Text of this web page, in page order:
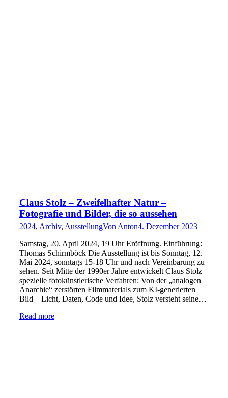
Claus Stolz – Zweifelhafter Natur –
Fotografie und Bilder, die so aussehen
2024, Archiv, AusstellungVon Anton4. Dezember 2023
Samstag, 20. April 2024, 19 Uhr Eröffnung. Einführung:
Thomas Schirmböck Die Ausstellung ist bis Sonntag, 12.
Mai 2024, sonntags 15-18 Uhr und nach Vereinbarung zu
sehen. Seit Mitte der 1990er Jahre entwickelt Claus Stolz
spezielle fotokünstlerische Verfahren: Von der „analogen
Anarchie“ zerstörten Filmmaterials zum KI-generierten
Bild – Licht, Daten, Code und Idee, Stolz versteht seine…
Read more